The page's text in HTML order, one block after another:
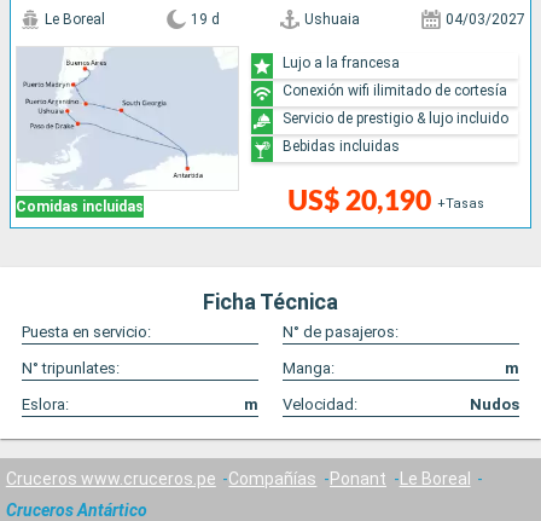
Comidas incluidas
Le Boreal 19 d Ushuaia 04/03/2027
US$ 20,190 +Tasas
Lujo a la francesa
Conexión wifi ilimitado de cortesía
Servicio de prestigio & lujo incluido
Bebidas incluidas
Ficha Técnica
Puesta en servicio:
N° de pasajeros:
N° tripunlates:
Manga:
m
Eslora:
m Velocidad: Nudos
Cruceros www.cruceros.pe Compañías Ponant
Le Boreal
Cruceros Antártico